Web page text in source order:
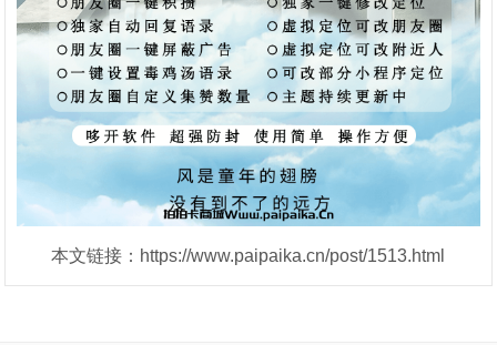
本文链接：https://www.paipaika.cn/post/1513.html